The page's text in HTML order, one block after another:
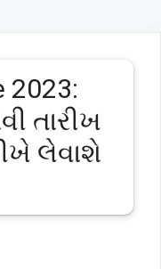
2023:
તારીખ
લેવાશે